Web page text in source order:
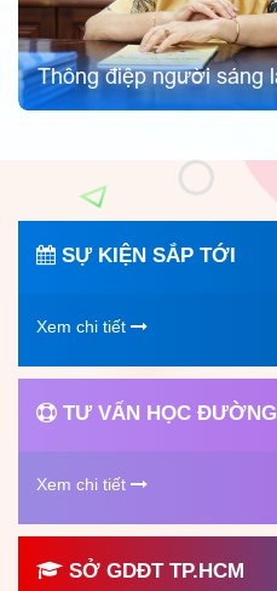
Cơ sở vật chất
SỰ KIỆN SẮP TỚI
Xem chi tiết
TƯ VẤN HỌC ĐƯỜNG
Xem chi tiết
SỞ GDĐT TP.HCM